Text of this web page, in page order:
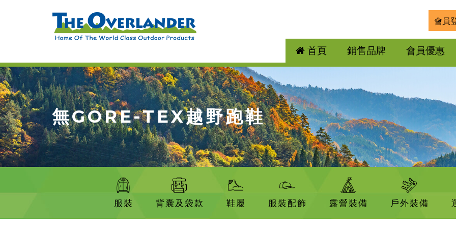
會員
首頁 銷售品牌 會員優惠
無GORE-TEX越野跑鞋
服裝 背囊及袋款 鞋履 服裝配飾 露營裝備 戶外裝備